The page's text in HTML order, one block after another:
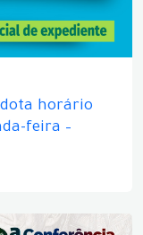
horário
feira –